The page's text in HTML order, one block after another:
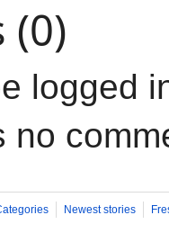
(0)
logged
no
Newest stories